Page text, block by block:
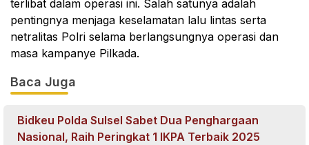
terlibat dalam operasi ini. Salah satunya adalah
pentingnya menjaga keselamatan lalu lintas serta
netralitas Polri selama berlangsungnya operasi dan
masa kampanye Pilkada.
Baca Juga
Bidkeu Polda Sulsel Sabet Dua Penghargaan
Nasional, Raih Peringkat 1 IKPA Terbaik 2025